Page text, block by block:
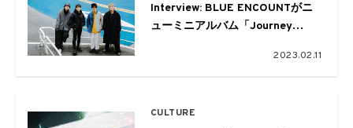
Interview: BLUE ENCOUNTがニ
ューミニアルバム「Journey
自己追究の形と未来への思い2023.02.11
CULTURE